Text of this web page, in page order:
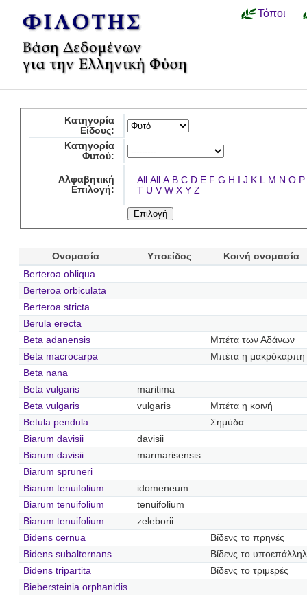
Τόποι
Κατηγορία
Είδους:
Κατηγορία
Φυτού:
Αλφαβητική
Επιλογή:
All All A B C D E F G H I J K L M N O P
T U V W X Y Z
Ονομασία Υποείδος
Κοινή ονομασία
Berteroa obliqua
Berteroa orbiculata
Berteroa stricta
Berula erecta
Beta adanensis
Μπέτα των Αδάνων
Beta macrocarpa
Μπέτα η μακρόκαρπη
Beta nana
Beta vulgaris
maritima
Beta vulgaris
vulgaris
Μπέτα η κοινή
Betula pendula
Σημύδα
Biarum davisii
davisii
Biarum davisii
marmarisensis
Biarum spruneri
Biarum tenuifolium
idomeneum
Biarum tenuifolium
tenuifolium
Biarum tenuifolium
zeleborii
Bidens cernua
Βίδενς το πρηνές
Bidens subalternans
Βίδενς το
Bidens tripartita
Βίδενς το τριμερές
Biebersteinia orphanidis